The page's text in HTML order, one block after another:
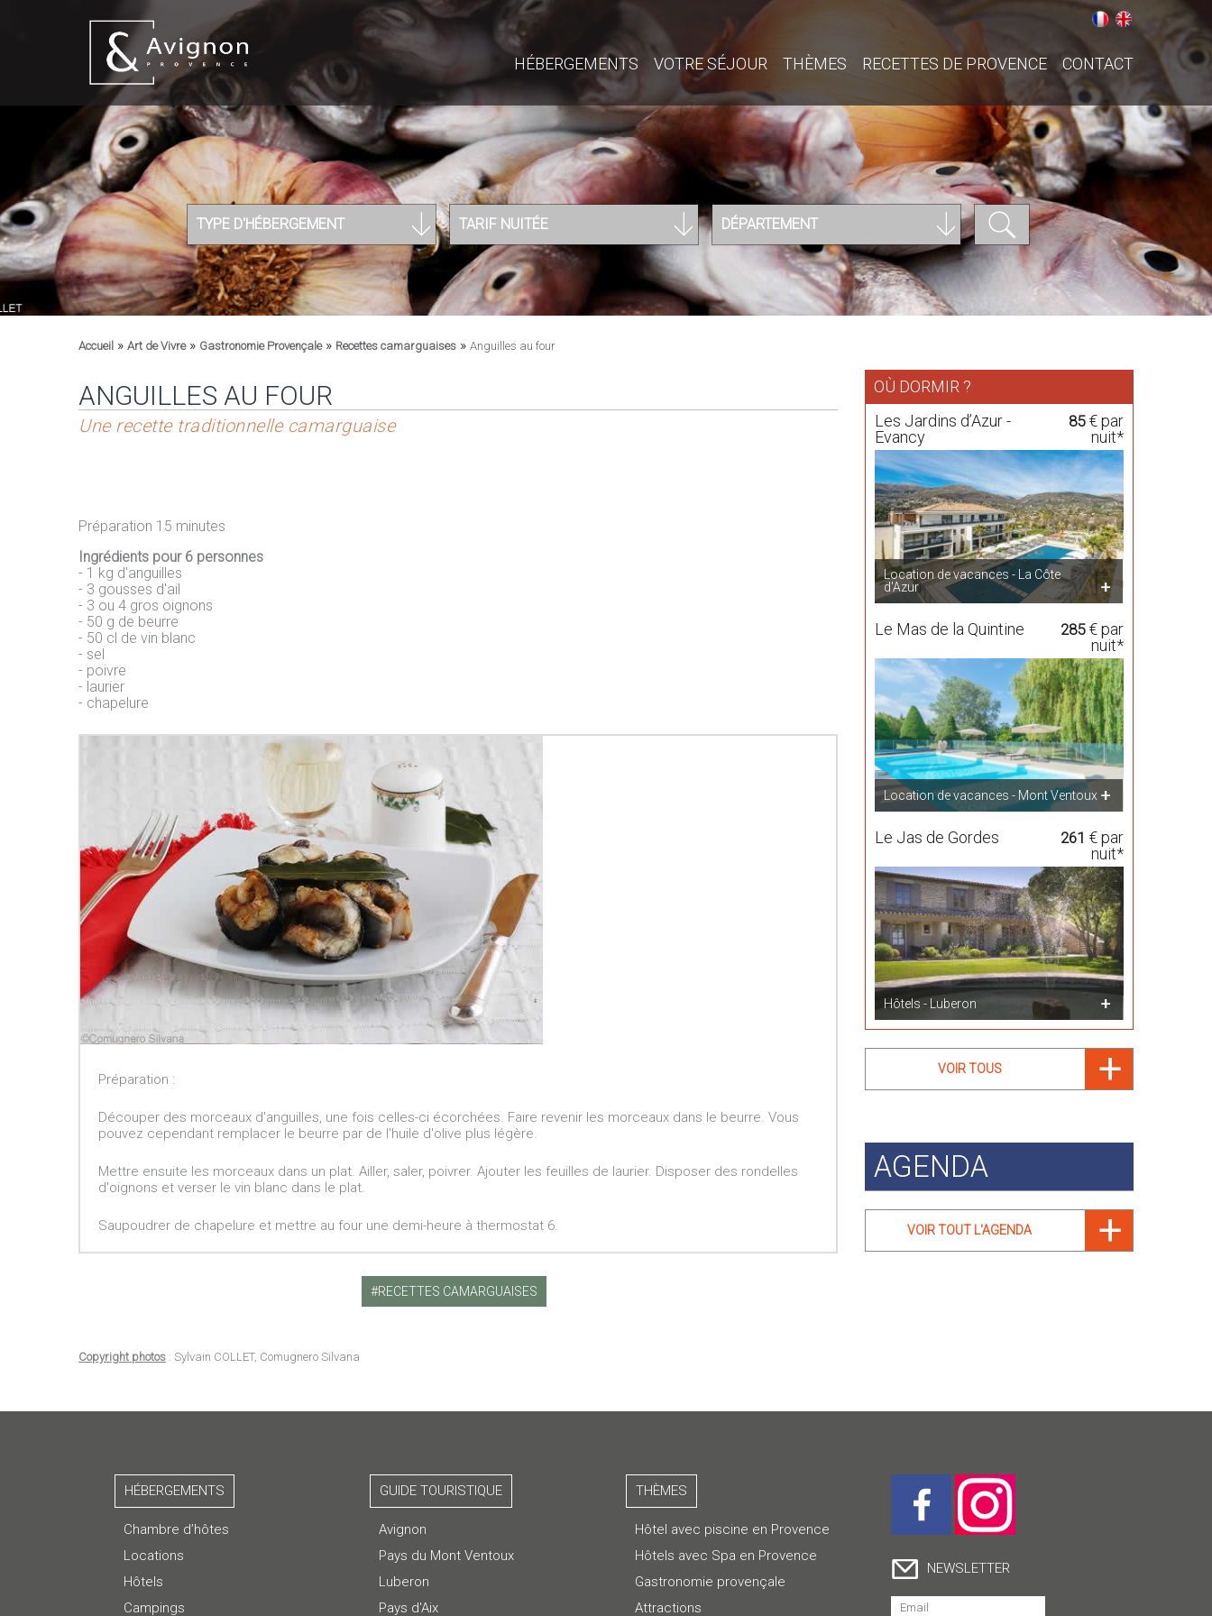
HÉBERGEMENTS VOTRE SÉJOUR THÈMES RECETTES DE PROVENCE CONTACT
TYPE D'HÉBERGEMENT TARIF NUITÉE DÉPARTEMENT
Accueil » Art de Vivre» Gastronomie Provençale» Recettes camarguaises » Anguilles au four
ANGUILLES AU FOUR
Une recette traditionnelle camarguaise
Préparation 15 minutes
Ingrédients pour 6 personnes
- 1 kg d'anguilles
- 3 gousses d'ail
- 3 ou 4 gros oignons
- 50 g de beurre
- 50 cl de vin blanc
- sel
- poivre
- laurier
- chapelure
Préparation :
Découper des morceaux d'anguilles, une fois celles-ci écorchées. Faire revenir les morceaux dans le beurre. Vous
pouvez cependant remplacer le beurre par de l'huile d'olive plus légère.
Mettre ensuite les morceaux dans un plat. Ailler, saler, poivrer. Ajouter les feuilles de laurier. Disposer des rondelles
d'oignons et verser le vin blanc dans le plat.
Saupoudrer de chapelure et mettre au four une demi-heure à thermostat 6.
RECETTES CAMARGUAISES
Copyright photos : Sylvain COLLET, Comugnero Silvana
OÙ DORMIR ?
Les Jardins d’Azur -
Evancy
85€ par
nuit*
Location de vacances - La Côte
d'Azur
Le Mas de la Quintine 285€ par
nuit*
Location de vacances - Mont Ventoux
Le Jas de Gordes 261 € par
nuit*
Hôtels - Luberon
VOIR TOUS
AGENDA
VOIR TOUT L'AGENDA
HÉBERGEMENTS
Chambre d’hôtes
Locations
Hôtels
Campings
GUIDE TOURISTIQUE
Avignon
Pays du Mont Ventoux
Luberon
Pays d'Aix
THÈMES
Hôtel avec piscine en Provence
Hôtels avec Spa en Provence
Gastronomie provençale
Attractions
NEWSLETTER